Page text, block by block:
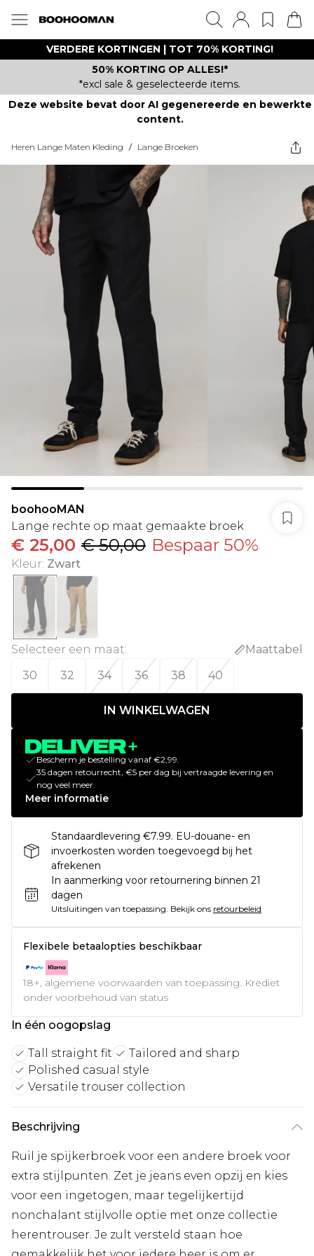
VERDERE KORTINGEN | TOT 70% KORTING!
50% KORTING OP ALLES!*
*excl sale & geselecteerde items.
Deze website bevat door AI gegenereerde en bewerkte
content.
Heren Lange Maten Kleding / Lange Broeken
boohooMAN
Lange rechte op maat gemaakte broek
€ 25,00 € 50,00 Bespaar 50%
Kleur: Zwart
Selecteer een maat:
Maattabel
30
32 34 36 38 40
IN WINKELWAGEN
Bescherm je bestelling vanaf €2,99.
35 dagen retourrecht, €5 per dag bij vertraagde levering en
nog veel meer.
Meer informatie
Standaardlevering €7.99. EU-douane- en
invoerkosten worden toegevoegd bij het
afrekenen
In aanmerking voor retournering binnen 21
dagen
Uitsluitingen van toepassing. Bekijk ons retourbeleid
Flexibele betaalopties beschikbaar
18+, algemene voorwaarden van toepassing. Krediet
onder voorbehoud van status
In één oogopslag
Tall straight fit
Tailored and sharp
Polished casual style
Versatile trouser collection
Beschrijving
Ruil je spijkerbroek voor een andere broek voor
extra stijlpunten. Zet je jeans even opzij en kies
voor een ingetogen, maar tegelijkertijd
nonchalant stijlvolle optie met onze collectie
herentrouser. Je zult versteld staan hoe